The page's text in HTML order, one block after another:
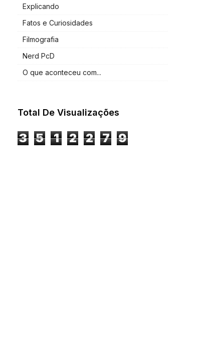
Explicando
Fatos e Curiosidades
Filmografia
Nerd PcD
O que aconteceu com...
Total De Visualizações
3 5 1 2 2 7 9